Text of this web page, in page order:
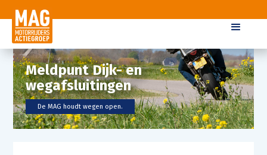
Meldpunt Dijk- en
wegafsluitingen
De MAG houdt wegen open.